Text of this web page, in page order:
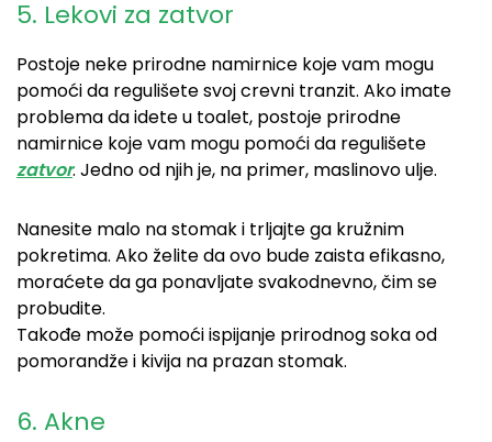
5. Lekovi za zatvor
Postoje neke prirodne namirnice koje vam mogu
pomoći da regulišete svoj crevni tranzit. Ako imate
problema da idete u toalet, postoje prirodne
namirnice koje vam mogu pomoći da regulišete
zatvor. Jedno od njih je, na primer, maslinovo ulje.
Nanesite malo na stomak i trljajte ga kružnim
pokretima. Ako želite da ovo bude zaista efikasno,
moraćete da ga ponavljate svakodnevno, čim se
probudite.
Takođe može pomoći ispijanje prirodnog soka od
pomorandže i kivija na prazan stomak.
6. Akne